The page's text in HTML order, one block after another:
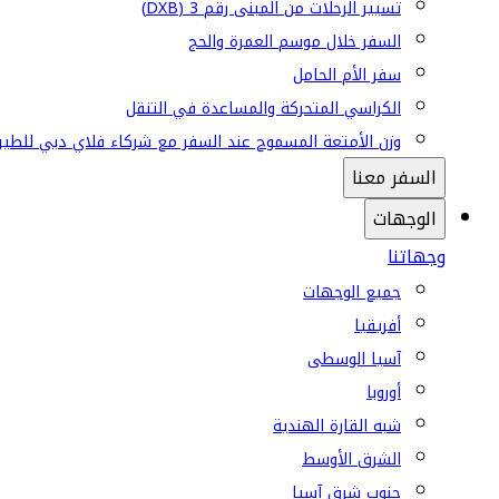
تسيير الرحلات من المبنى رقم 3 (DXB)
السفر خلال موسم العمرة والحج
سفر الأم الحامل
الكراسي المتحركة والمساعدة في التنقل
وزن الأمتعة المسموح عند السفر مع شركاء فلاي دبي
السفر معنا
الوجهات
وجهاتنا
جميع الوجهات
أفريقيا
آسيا الوسطى
أوروبا
شبه القارة الهندية
الشرق الأوسط
جنوب شرق آسيا